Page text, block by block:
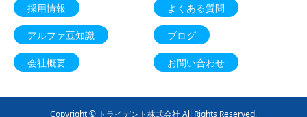
採用情報 よくある質問
アルファ豆知識 ブログ
会社概要 お問い合わせ
Copyright © トライデント株式会社 All Rights Reserved.